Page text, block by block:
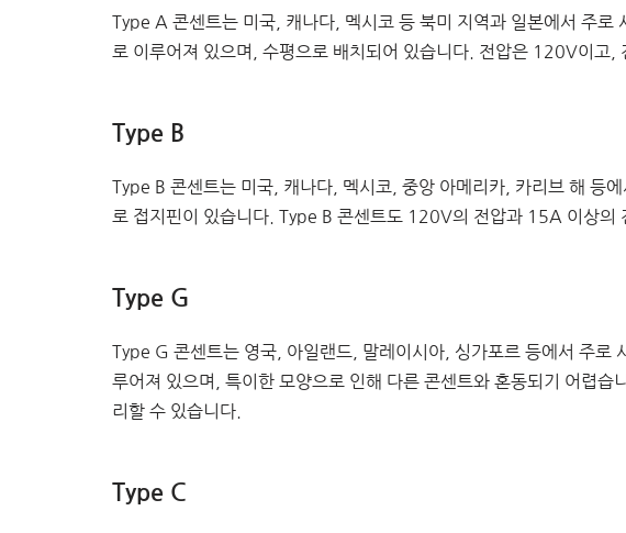
Type A 콘센트는 미국, 캐나다, 멕시코 등 북미 지역과 일본에서 주로
로 이루어져 있으며, 수평으로 배치되어 있습니다. 전압은 120V이고,
Type B
Type B 콘센트는 미국, 캐나다, 멕시코, 중앙 아메리카, 카리브 해 등
로 접지핀이 있습니다. Type B 콘센트도 120V의 전압과 15A 이상의
Type G
Type G 콘센트는 영국, 아일랜드, 말레이시아, 싱가포르 등에서 주로
루어져 있으며, 특이한 모양으로 인해 다른 콘센트와 혼동되기 어렵
리할 수 있습니다.
Type C